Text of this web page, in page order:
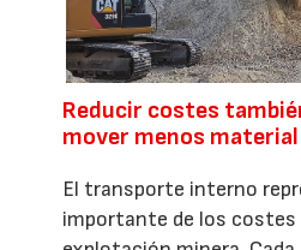
Reducir costes
mover menos material
El transporte interno
importante de los costes